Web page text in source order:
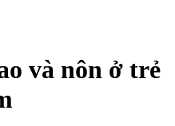
và nôn ở trẻ